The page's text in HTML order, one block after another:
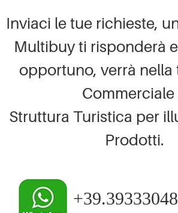
Inviaci le tue richieste,
Multibuy ti risponderà
opportuno, verrà nella
Commerciale
Struttura Turistica per
Prodotti.